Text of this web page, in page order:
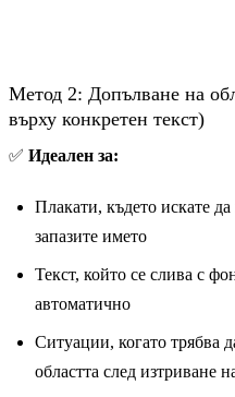
Метод 2: Допълване на
върху конкретен текст)
✅ Идеален за:
Плакати, където искате
запазите името
Текст, който се слива с
автоматично
Ситуации, когато трябва
областта след изтриване